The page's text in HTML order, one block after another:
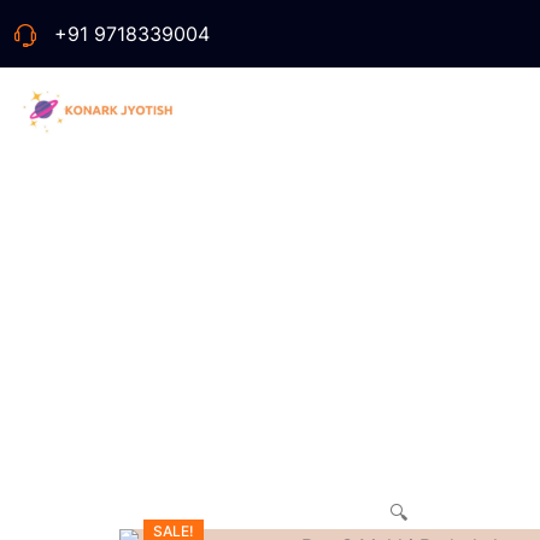
+91 9718339004
SALE!
🔍